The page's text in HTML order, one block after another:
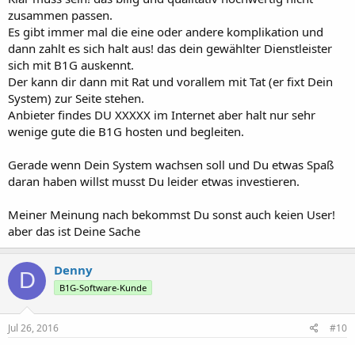
zusammen passen.
Es gibt immer mal die eine oder andere komplikation und
dann zahlt es sich halt aus! das dein gewählter Dienstleister
sich mit B1G auskennt.
Der kann dir dann mit Rat und vorallem mit Tat (er fixt Dein
System) zur Seite stehen.
Anbieter findes DU XXXXX im Internet aber halt nur sehr
wenige gute die B1G hosten und begleiten.
Gerade wenn Dein System wachsen soll und Du etwas Spaß
daran haben willst musst Du leider etwas investieren.
Meiner Meinung nach bekommst Du sonst auch keien User!
aber das ist Deine Sache
D Denny
B1G-Software-Kunde
Jul 26, 2016 #10